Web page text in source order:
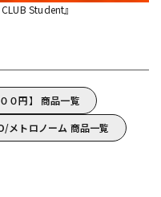
Student』
０円】 商品一覧
メトロノーム 商品一覧